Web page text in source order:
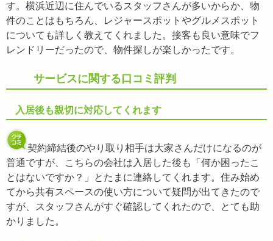
す。横浜近辺に住んでいるスタッフさんが多いからか、物
件のことはもちろん、レジャースポットやグルメスポット
についても詳しく教えてくれました。接客も良い意味でフ
レンドリーだったので、物件探しが楽しかったです。
サービスに関する口コミ評判
入居後も親切に対応してくれます
契約締結後のやり取り相手は大家さんだけになるのが
普通ですが、こちらの会社は入居した後も「何か困ったこ
とはないですか？」とたまに連絡してくれます。住み始め
てから共有スペースの使い方について疑問が出てきたので
すが、スタッフさんがすぐ確認してくれたので、とても助
かりました。